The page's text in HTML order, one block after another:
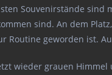
Souvenirstände
sind. An dem
Routine geworden ist.
wieder grauen